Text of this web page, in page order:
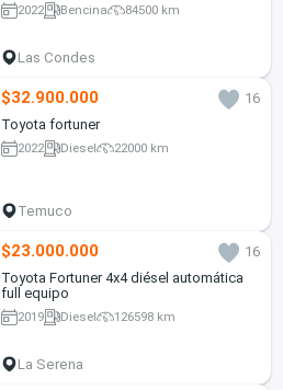
2022 Bencina 84500 km
Las Condes
$32.900.000
16
Toyota fortuner
2022 Diesel 22000 km
Temuco
$23.000.000
16
Toyota Fortuner 4x4 diésel automática
full equipo
2019 Diesel 126598 km
La Serena